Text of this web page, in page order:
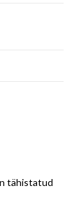
tähistatud